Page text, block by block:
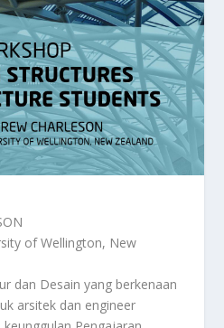
of Wellington, New
dan Desain yang berkenaan
arsitek dan engineer